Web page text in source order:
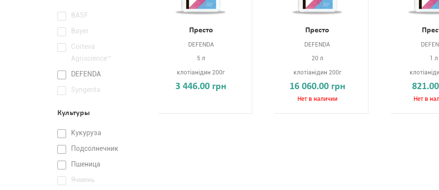
BASF
Bayer
Corteva
Agriscience™
DEFENDA
Syngenta
Культуры
Кукуруза
Подсолнечник
Пшеница
Ячмень
Престо
DEFENDA
5 л
клотіанідин 200г
3 446.00 грн
Престо
DEFENDA
20 л
клотіанідин 200г
16 060.00 грн
Нет в наличии
1 л
Нет в